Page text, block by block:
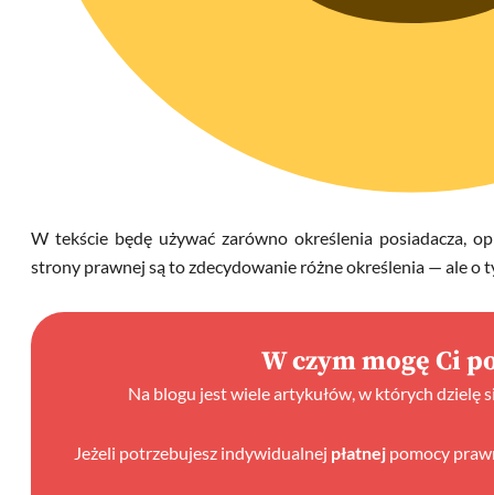
W tekście będę używać zarówno określenia posiadacza,
strony prawnej są to zdecydowanie różne określenia — ale o
W czym mogę Ci
Na blogu jest wiele artykułów, w których dzielę
Jeżeli potrzebujesz indywidualnej płatnej pomocy